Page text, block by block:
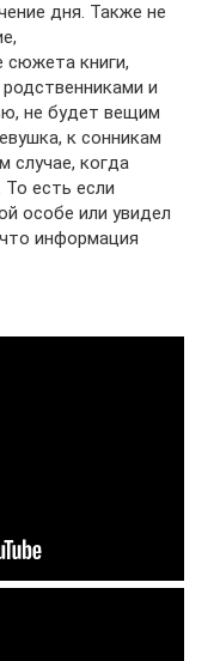
дня. Также не
сюжета книги,
и
не будет вещим
к сонникам
случае, когда
есть если
особе или увидел
информация